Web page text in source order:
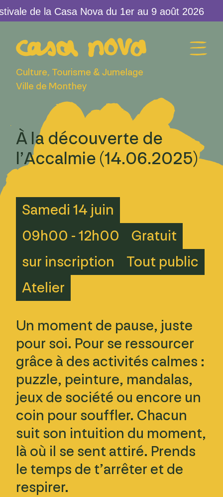
de la Casa Nova du 1er au 9 août 2026
Culture, Tourisme & Jumelage
Ville de Monthey
À la découverte de
l’Accalmie (14.06.2025)
Samedi 14 juin
09h00 - 12h00
Gratuit
sur inscription
Tout public
Atelier
Un moment de pause, juste
pour soi. Pour se ressourcer
grâce à des activités calmes :
puzzle, peinture, mandalas,
jeux de société ou encore un
coin pour souffler. Chacun
suit son intuition du moment,
là où il se sent attiré. Prends
le temps de t’arrêter et de
respirer.